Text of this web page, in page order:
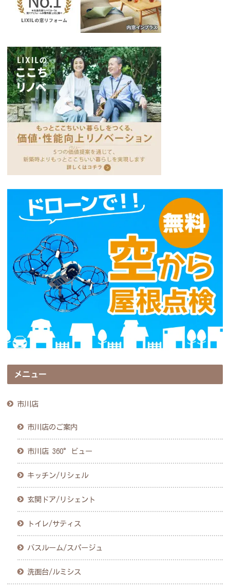
メニュー
市川店
市川店のご案内
市川店 360°ビュー
キッチン/リシェル
玄関ドア/リシェント
トイレ/サティス
バスルーム/スパージュ
洗面台/ルミシス